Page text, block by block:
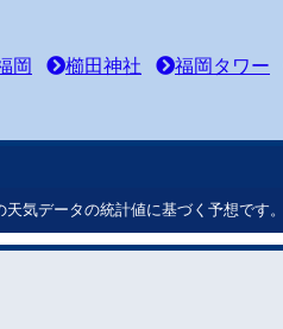
岡 櫛田神社 福岡タワー
気データの統計値に基づく予想です。